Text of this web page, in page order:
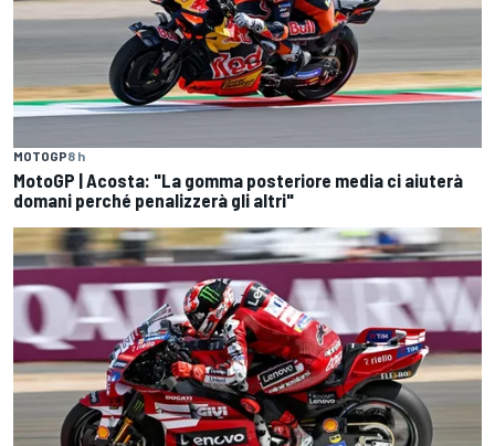
MOTOGP8 h
MotoGP | Acosta: "La gomma posteriore media ci aiuterà
domani perché penalizzerà gli altri"